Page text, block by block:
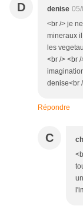
D denise
<br /> je
mineraux
les
<br /> <br
denise<br
Répondre
C